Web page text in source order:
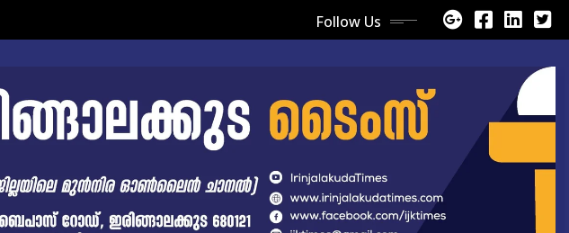
Follow Us